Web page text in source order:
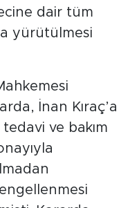
dair tüm
yürütülmesi
İnan Kıraç’a
ve bakım